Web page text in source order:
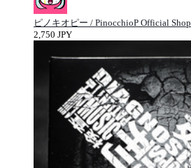
ピノキオピー / PinocchioP Official Shop
2,750 JPY